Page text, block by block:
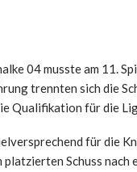
04 musste am 11.
trennten sich die
Qualifikation für die
für die
platzierten Schuss